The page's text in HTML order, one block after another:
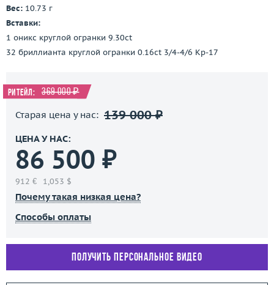
Вес: 10.73 г
Вставки:
1 оникс круглой огранки 9.30ct
32 бриллианта круглой огранки 0.16ct 3/4-4/6 Кр-17
Ритейл: 369 000 ₽
Старая цена у нас: 139 000 ₽
ЦЕНА У НАС:
86 500 ₽
912 € 1,053 $
Почему такая низкая цена?
Способы оплаты
Получить персональное видео